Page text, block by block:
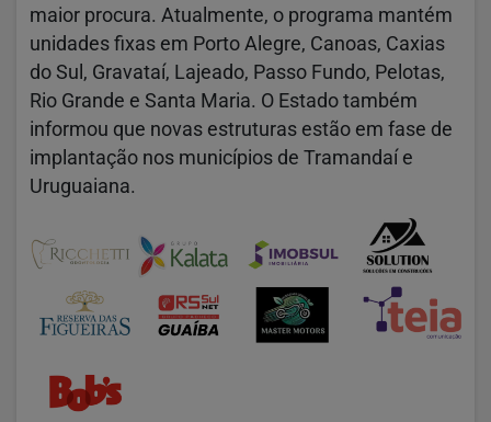
maior procura. Atualmente, o programa mantém
unidades fixas em Porto Alegre, Canoas, Caxias
do Sul, Gravataí, Lajeado, Passo Fundo, Pelotas,
Rio Grande e Santa Maria. O Estado também
informou que novas estruturas estão em fase de
implantação nos municípios de Tramandaí e
Uruguaiana.